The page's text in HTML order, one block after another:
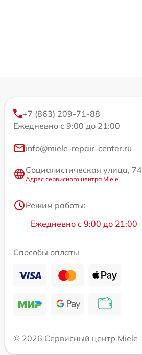
+7 (863) 209-71-88
Ежедневно с 9:00 до 21:00
info@miele-repair-center.ru
Социалистическая улица, 74
Адрес сервисного центра Miele
Режим работы:
Ежедневно с 9:00 до 21:00
Способы оплаты
© 2026 Сервисный центр Miele